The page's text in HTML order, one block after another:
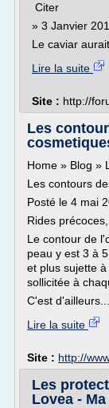
Citer
» 3 Janvier
Le caviar
Lire la suite
Site : http://
Les
Home » Blog »
Les contours
Posté le 4 mai
Rides
Le contour de
peau y est 3 à
et plus sujette
sollicitée à
C'est d'ailleurs...
Lire la suite
Site : http://
Les
Lovea -